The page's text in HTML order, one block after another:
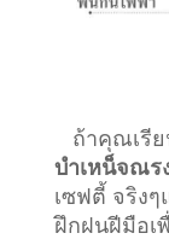
ถ้าคุณเรี
บำเหน็จณร
เซฟตี้ จริง
ฝึกฝนฝีมือเ